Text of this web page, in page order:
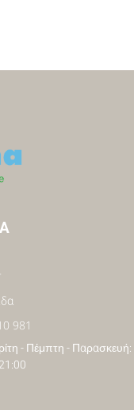
981
- Πέμπτη - Παρασκευή: